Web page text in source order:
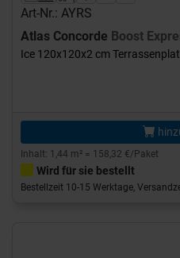
Art-Nr.: AYRS
Atlas Concorde Boost
Ice 120x120x2 cm
Inhalt: 1,44 m² = 158,32 €/Paket
Wird für sie bestellt
Bestellzeit 10-15 Werktage,